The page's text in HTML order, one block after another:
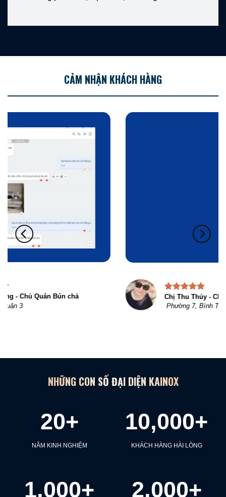
CẢM NHẬN KHÁCH HÀNG
Chị Thu Thủy - Chủ Quán Phở
Phường 7, Bình Thạnh
NHỮNG CON SỐ ĐẠI DIỆN KAINOX
20+
NĂM KINH NGHIỆM
10,000+
KHÁCH HÀNG HÀI LÒNG
1,000+ 2,000+